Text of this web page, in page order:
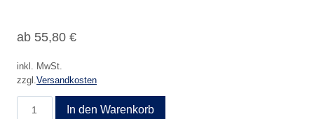
ab 55,80 €
inkl. MwSt.
zzgl.Versandkosten
In den Warenkorb